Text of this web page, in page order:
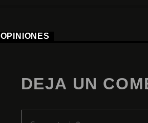
OPINIONES
DEJA UN